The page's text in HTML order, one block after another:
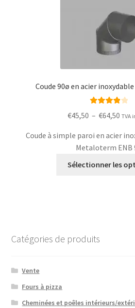
Coude 90ø en acier
out of 5
€45,50 – €64,50
prix :
à
TVA
Coude à simple paroi en acier
Metaloterm ENB
Sélectionner les
Catégories de produits
Vente
Fours à pizza
Cheminées et poêles intérieurs/